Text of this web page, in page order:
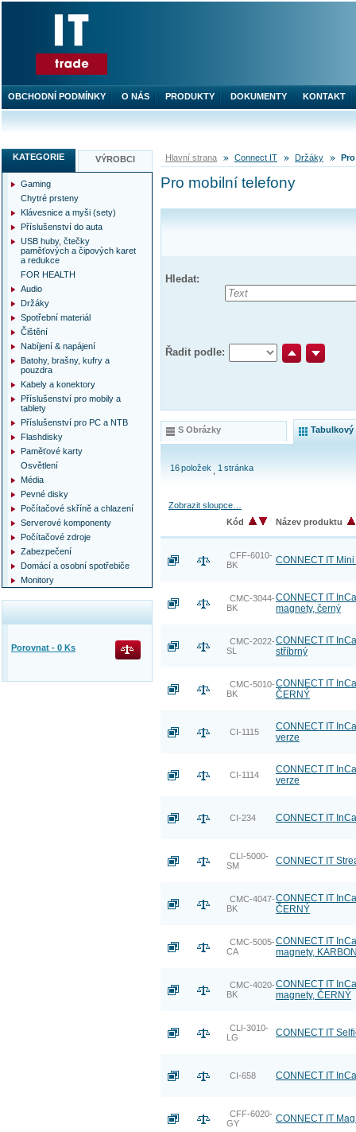
Hlavní strana Connect IT Držáky
Pro mobilní telefony
Hledat:
Řadit podle:
S Obrázky Tabulkový
16položek 1 stránka
Zobrazit sloupce…
Kód
Název produktu
CFF-6010-
BK
CONNECT IT
CMC-3044-
BK
CONNECT IT
magnety, černý
CMC-2022-
SL
CONNECT IT
stříbrný
CMC-5010-
BK
CONNECT IT
ČERNÝ
CI-1115
CONNECT IT
verze
CI-1114
CONNECT IT
verze
CI-234 CONNECT IT
CLI-5000-
SM
CONNECT IT
CMC-4047-
BK
CONNECT IT
ČERNÝ
CMC-5005-
CA
CONNECT IT
magnety,
CMC-4020-
BK
CONNECT IT
magnety, ČERNÝ
CLI-3010-
LG
CONNECT IT
CI-658 CONNECT IT
CFF-6020-
GY
CONNECT IT
KATEGORIE VÝROBCI
Gaming
Chytré prsteny
Klávesnice a myši (sety)
Příslušenství do auta
USB huby, čtečky
paměťových a čipových karet
a redukce
FOR HEALTH
Audio
Držáky
Spotřební materiál
Čištění
Nabíjení & napájení
Batohy, brašny, kufry a
pouzdra
Kabely a konektory
Příslušenství pro mobily a
tablety
Příslušenství pro PC a NTB
Flashdisky
Paměťové karty
Osvětlení
Média
Pevné disky
Počítačové skříně a chlazení
Serverové komponenty
Počítačové zdroje
Zabezpečení
Domácí a osobní spotřebiče
Monitory
Porovnat - 0 Ks
OBCHODNÍ PODMÍNKY O NÁS PRODUKTY DOKUMENTY KONTAKT